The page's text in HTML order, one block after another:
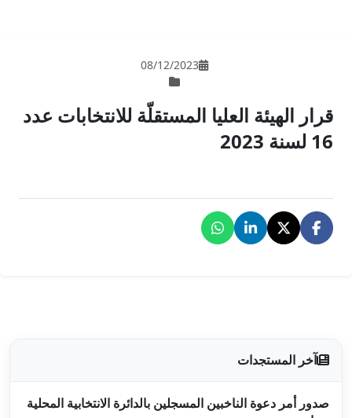
للانتخابات عدد
بالدائرة الانتخابية المحلية